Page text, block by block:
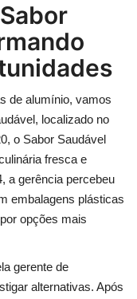
de alumínio, vamos
localizado no
o Sabor Saudável
fresca e
a gerência percebeu
embalagens plásticas
opções mais
gerente de
alternativas. Após